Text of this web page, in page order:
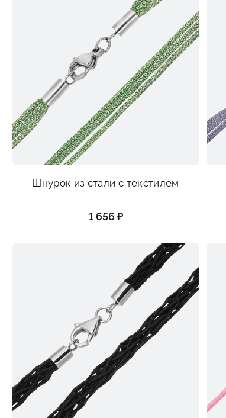
Шнурок из стали с текстилем
1 656 ₽